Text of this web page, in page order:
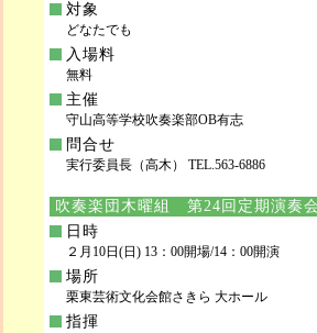
対象
どなたでも
入場料
無料
主催
守山高等学校吹奏楽部OB有志
問合せ
実行委員長（高木） TEL.563-6886
吹奏楽団木曜組 第24回定期演奏
日時
２月10日(日) 13：00開場/14：00開演
場所
栗東芸術文化会館さきら 大ホール
指揮